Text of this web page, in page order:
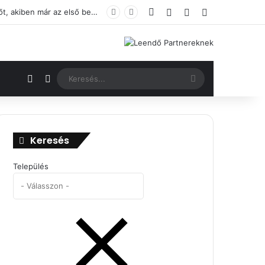
Új Opel vásárlását tervezed? De a lakóhelyed közelében nem ismersz olyan Opel újautó-értékesítőt, akiben már az első benyomás alapján megbíznál? FacebookBejelentkezés
Véletlenszerű
Véletlenszerű cikk
Switch skin
Keresés
Település